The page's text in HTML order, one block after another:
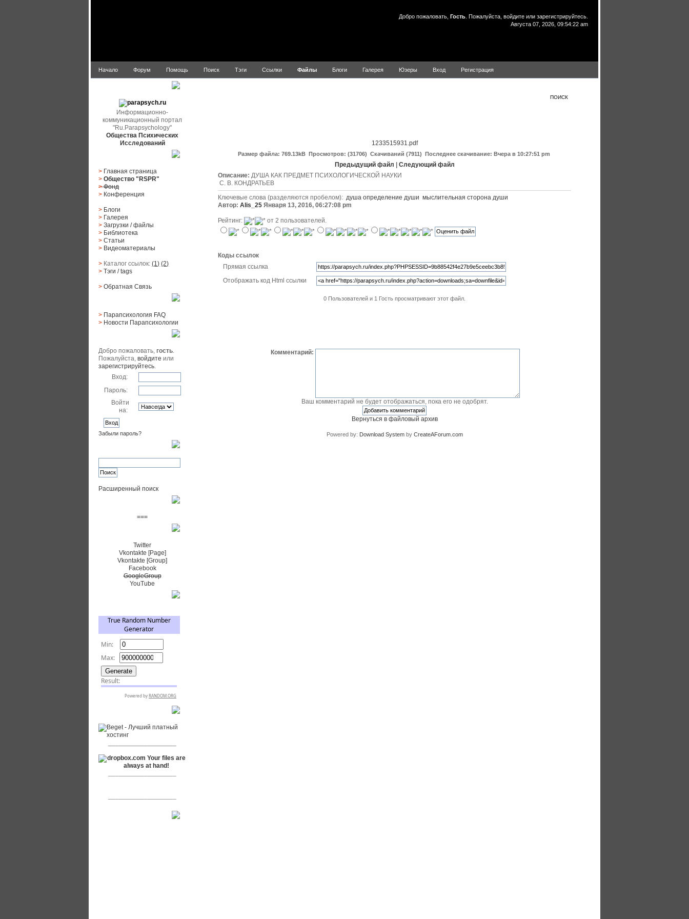
Добро пожаловать, Гость . Пожалуйста, войдите или зарегистрируйтесь
Августа 07, 2026, 09:54:22 am
Начало Форум Помощь Поиск Тэги Ссылки Файлы Блоги Галерея Юзеры Вход Регистрация
Информационно-
коммуникационный портал
"Ru.Parapsychology"
Общества Психических
Исследований
> Главная страница
> Общество "RSPR"
> Фонд
> Конференция
> Блоги
> Галерея
> Загрузки/файлы
> Библиотека
> Статьи
> Видеоматериалы
> Каталог ссылок:(1) (2)
> Тэги/ tags
> Обратная Cвязь
> Парапсихология FAQ
> Новости Парапсихологии
Добро пожаловать,гость.
Пожалуйста,войдите или
зарегистрируйтесь.
Вход:
Пароль:
Войти
на:
Забыли пароль?
Расширенный поиск
===
Twitter
Vkontakte [Page]
Vkontakte [Group]
Facebook
GoogleGroup
YouTube
ПОИСК
1233515931.pdf
Размер файла: 769.13kB Просмотров: (31706) Скачиваний (7911) Последнее скачивание: Вчерав 10:27:51 pm
Предыдущий файл
Следующий файл
Описание: ДУША КАК ПРЕДМЕТ ПСИХОЛОГИЧЕСКОЙ НАУКИ
С. В. КОНДРАТЬЕВ
Ключевые слова (разделяются пробелом): душа определение души мыслительная сторона души
Автор: Alis_25Января 13, 2016, 06:27:08 pm
Рейтинг: от 2 пользователей.
Коды ссылок
Прямая ссылка
Отображать код Html ссылки
0 Пользователей и 1 Гость просматривают этот файл.
Комментарий:
Ваш комментарий не будет отображаться, пока его не одобрят.
Вернуться в файловый архив
Powered by: Download Systemby CreateAForum.com